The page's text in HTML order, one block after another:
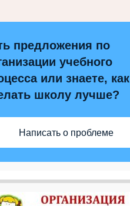
предложения по
учебного
или знаете, как
школу лучше?
Написать о проблеме